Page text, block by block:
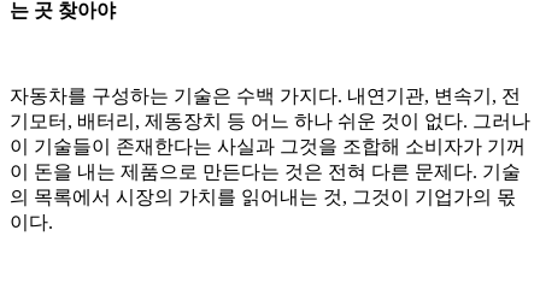
는 곳 찾아야
자동차를 구성하는 기술은 수백 가지다. 내연기관, 변속기, 전
기모터, 배터리, 제동장치 등 어느 하나 쉬운 것이 없다. 그러나
이 기술들이 존재한다는 사실과 그것을 조합해 소비자가 기꺼
이 돈을 내는 제품으로 만든다는 것은 전혀 다른 문제다. 기술
의 목록에서 시장의 가치를 읽어내는 것, 그것이 기업가의 몫
이다.